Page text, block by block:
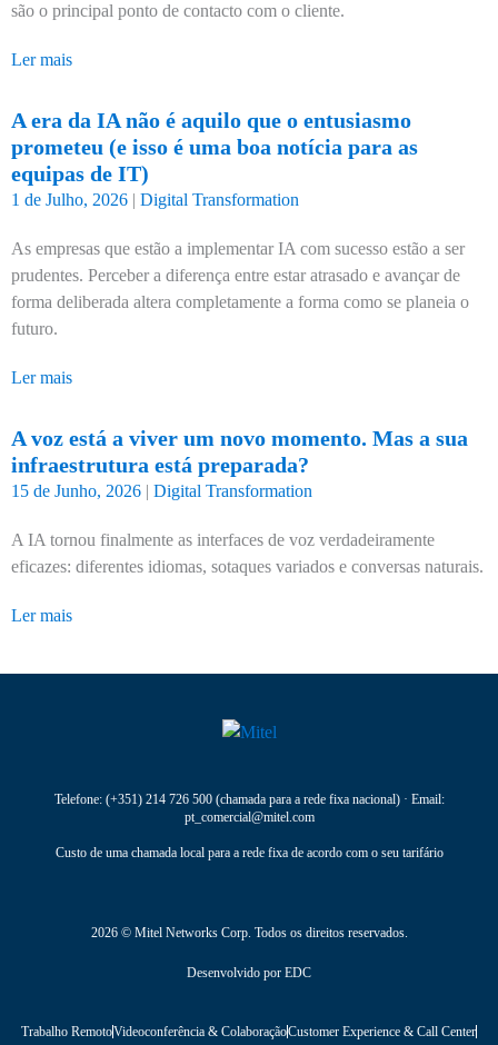
são o principal ponto de contacto com o cliente.
Ler mais
A era da IA não é aquilo que o entusiasmo
prometeu (e isso é uma boa notícia para as
equipas de IT)
1 de Julho, 2026 | Digital Transformation
As empresas que estão a implementar IA com sucesso estão a ser
prudentes. Perceber a diferença entre estar atrasado e avançar de
forma deliberada altera completamente a forma como se planeia o
futuro.
Ler mais
A voz está a viver um novo momento. Mas a sua
infraestrutura está preparada?
15 de Junho, 2026 | Digital Transformation
A IA tornou finalmente as interfaces de voz verdadeiramente
eficazes: diferentes idiomas, sotaques variados e conversas naturais.
Ler mais
Telefone: (+351) 214 726 500(chamada para a rede fixa nacional) · Email:
pt_comercial@mitel.com
Custo de uma chamada local para a rede fixa de acordo com o seu tarifário
2026 © Mitel Networks Corp. Todos os direitos reservados.
Desenvolvido por EDC
Trabalho RemotoVideoconferência & ColaboraçãoCustomer Experience & Call Center